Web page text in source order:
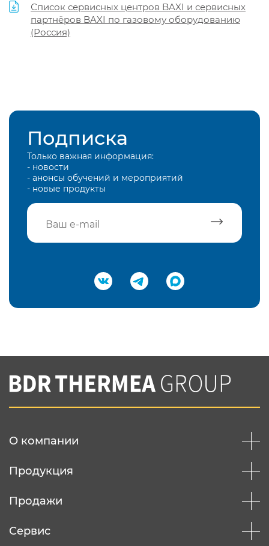
Список сервисных центров BAXI и сервисных
партнёров BAXI по газовому оборудованию
(Россия)
Подписка
Только важная информация:
- новости
- анонсы обучений и мероприятий
- новые продукты
Подтвердить e-mail
Вы соглашаетесь с нашей политикой
конфеденциальности
О компании
Продукция
Продажи
Сервис